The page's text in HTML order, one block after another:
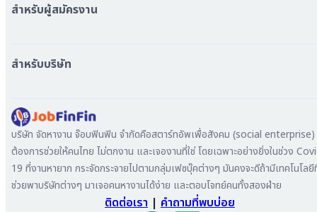
หางาน กรุงเทพมหานคร
หางาน เชียงใหม่
หางาน สมุทรสาคร
หางาน ระยอง
หางาน สมุทรสาหางาน ภูเก็ต
หางาน พระนครศรีอยุธยา
สำหรับผู้สมัครงาน
เข้าสู่ระบบ
สำหรับบริษัท
ลงประกาศรับสมัครงาน
ค้นหาผู้สมัครงาน
ลงโฆษณา
บริษัท จัดหางาน จ๊อบฟินฟิน จำกัดคือสตาร์ทอัพเพื่อสังคม (social
ต้องการช่วยให้คนไทย ไม่ตกงาน และเจองานที่ใช่ โดยเฉพาะอย่างยิ่งในช่วง
19 ที่งานหายาก กระจัดกระจายไปตามกลุ่มเฟซบุ๊คต่างๆ มันคงจะดีถ้ามีเทคโนโล
ช่วยพาบริษัทต่างๆ มาเจอคนหางานได้ง่าย และตอบโจทย์คนทั้งสองฝ่าย
ติดต่อเรา | คำถามที่พบบ่อย